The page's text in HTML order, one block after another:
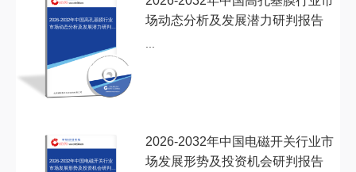
2026-2032年中国高孔基膜行业
市场动态分析及发展潜力研判报
场动态分析及发展潜力研判报告
2026-2032年中国电磁开关行业
市场发展形势及投资机会研判报
2026-2032年中国电磁开关行业市
场发展形势及投资机会研判报告